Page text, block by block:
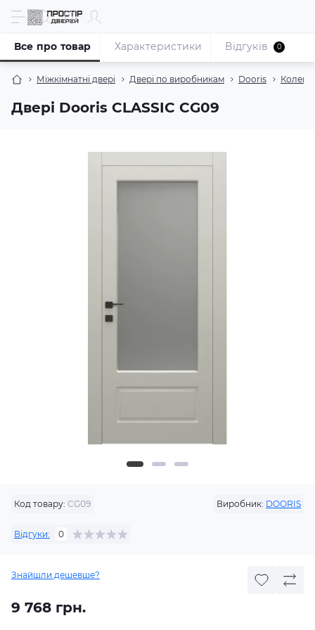
Міжкімнатні двері Двері по виробникам Dooris
Двері Dooris CLASSIC CG09
Все про товар Характеристики Відгуків 0
Код товару: CG09 Виробник: DOORIS
Відгуки: 0
Знайшли дешевше?
9 768 грн.